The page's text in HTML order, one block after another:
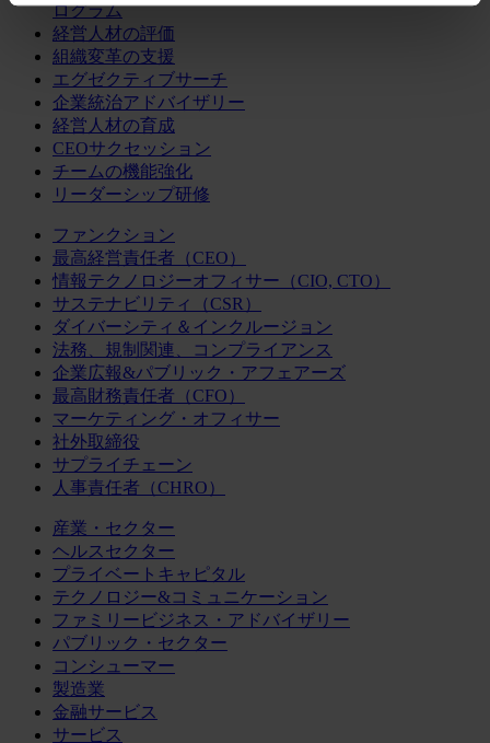
ログラム
経営人材の評価
組織変革の支援
エグゼクティブサーチ
企業統治アドバイザリー
経営人材の育成
CEOサクセッション
チームの機能強化
リーダーシップ研修
ファンクション
最高経営責任者（CEO）
情報テクノロジーオフィサー（CIO, CTO）
サステナビリティ（CSR）
ダイバーシティ＆インクルージョン
法務、規制関連、コンプライアンス
企業広報&パブリック・アフェアーズ
最高財務責任者（CFO）
マーケティング・オフィサー
社外取締役
サプライチェーン
人事責任者（CHRO）
産業・セクター
ヘルスセクター
プライベートキャピタル
テクノロジー&コミュニケーション
ファミリービジネス・アドバイザリー
パブリック・セクター
コンシューマー
製造業
金融サービス
サービス